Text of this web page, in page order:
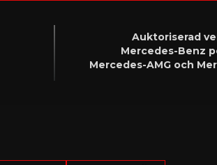
Auktoriserad
Mercedes-Benz
Mercedes-AMG och